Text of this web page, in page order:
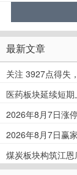
最新文章
关注 3927点得失
医药板块延续短
2026年8月7日涨
2026年8月7日赢
煤炭板块构筑江
日)